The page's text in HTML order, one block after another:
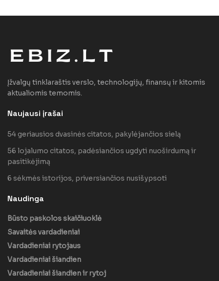
Įžvalgų tinklaraštis verslo, technologijų, finansų ir kitomis
aktualiomis temomis.
Naujausi įrašai
54 geriausios dvasinės citatos, pakylėjančios sielą
56 lojalumo citatos, padėsiančios ugdyti nuoširdumą ir
pasitikėjimą
6 sėkmės istorijos, priversiančios nusišypsoti
Naudinga
Būsto paskolos skaičiuoklė
Savaitės vardadieniai
Vardadieniai rytojaus
Vardadieniai šiandien
Vardadieniai šiandien ir rytoj